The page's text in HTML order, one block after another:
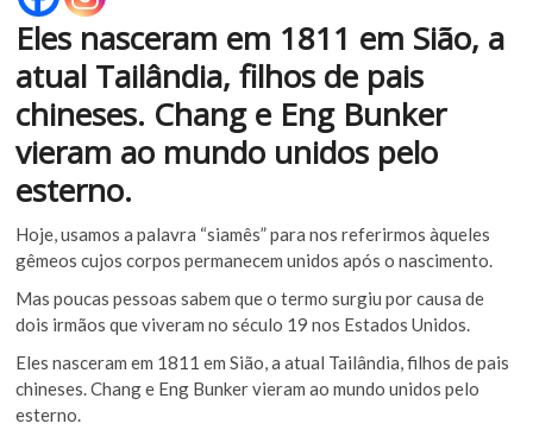
Eles nasceram em 1811 em Sião, a
atual Tailândia, filhos de pais
chineses. Chang e Eng Bunker
vieram ao mundo unidos pelo
esterno.
Hoje, usamos a palavra “siamês” para nos referirmos àqueles
gêmeos cujos corpos permanecem unidos após o nascimento.
Mas poucas pessoas sabem que o termo surgiu por causa de
dois irmãos que viveram no século 19 nos Estados Unidos.
Eles nasceram em 1811 em Sião, a atual Tailândia, filhos de pais
chineses. Chang e Eng Bunker vieram ao mundo unidos pelo
esterno.